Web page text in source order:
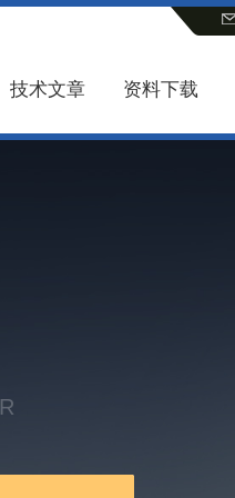
技术文章 资料下载